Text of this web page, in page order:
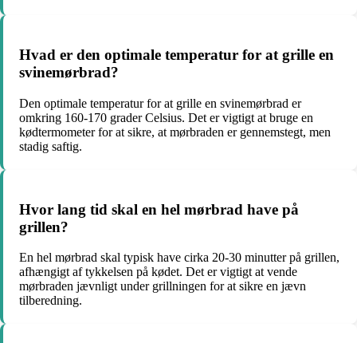
Hvad er den optimale temperatur for at grille en
svinemørbrad?
Den optimale temperatur for at grille en svinemørbrad er
omkring 160-170 grader Celsius. Det er vigtigt at bruge en
kødtermometer for at sikre, at mørbraden er gennemstegt, men
stadig saftig.
Hvor lang tid skal en hel mørbrad have på
grillen?
En hel mørbrad skal typisk have cirka 20-30 minutter på grillen,
afhængigt af tykkelsen på kødet. Det er vigtigt at vende
mørbraden jævnligt under grillningen for at sikre en jævn
tilberedning.